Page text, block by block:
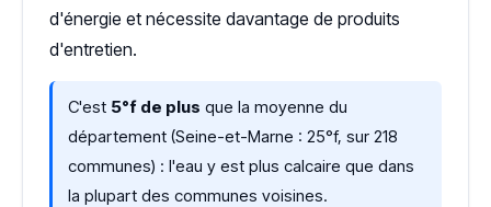
d'énergie et nécessite davantage de produits
d'entretien.
C'est 5°f de plus que la moyenne du
département (Seine-et-Marne : 25°f, sur 218
communes) : l'eau y est plus calcaire que dans
la plupart des communes voisines.